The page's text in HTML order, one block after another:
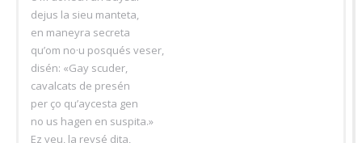
dejus la sieu manteta,
en maneyra secreta
qu’om no·u posqués veser,
disén: «Gay scuder,
cavalcats de presén
per ço qu’aycesta gen
no us hagen en suspita.»
Ez yeu, la reysé dita,